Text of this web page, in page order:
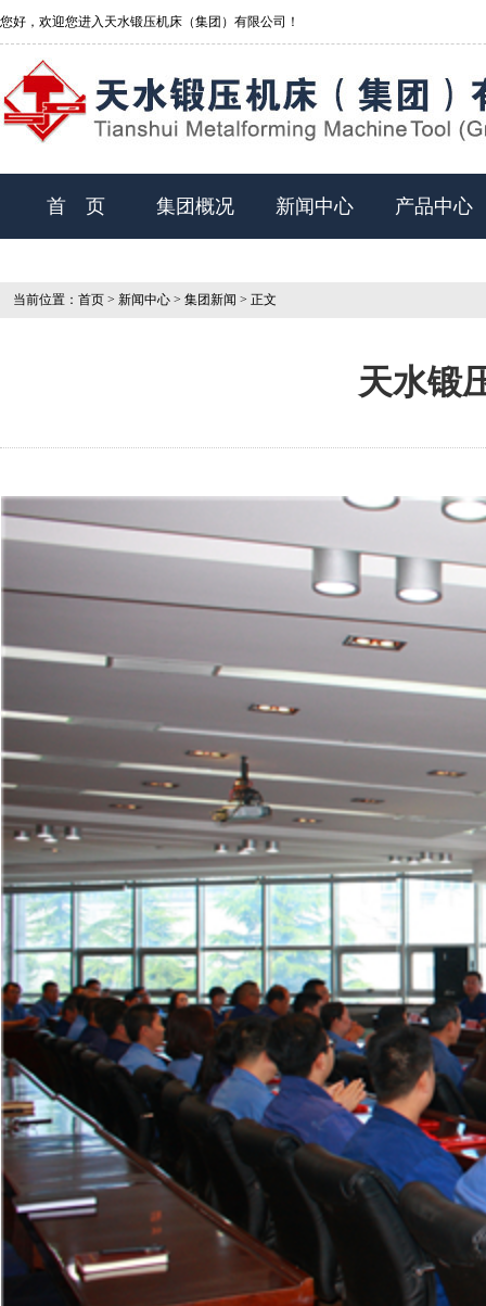
您好，欢迎您进入天水锻压机床（集团）有限公司！
首 页 集团概况 新闻中心 产品中心
当前位置： 首页 > 新闻中心 > 集团新闻 > 正文
天水锻